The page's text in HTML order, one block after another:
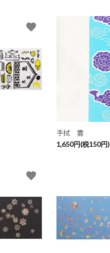
favorite
手拭 雲
1,650円(税150円)
favorite